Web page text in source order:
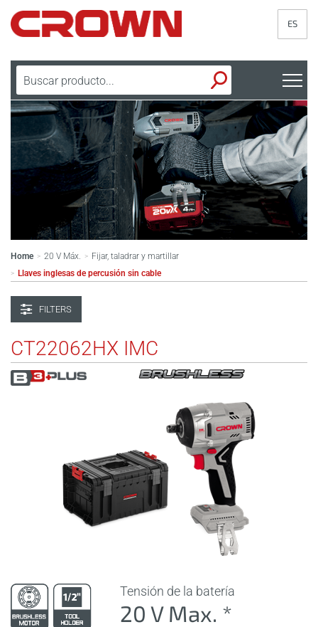
ES
Home > 20 V Máx. > Fijar, taladrar y martillar
> Llaves inglesas de percusión sin cable
FILTERS
CT22062HX IMC
Tensión de la batería
20 V Max. *